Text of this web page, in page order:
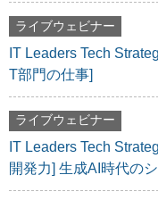
ライブウェビナー
IT Leaders Tech
T部門の仕事]
ライブウェビナー
IT Leaders Tech
開発力] 生成AI時代の